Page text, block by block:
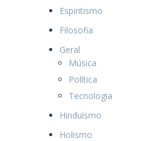
Espiritismo
Filosofia
Geral
Música
Política
Tecnologia
Hinduísmo
Holismo